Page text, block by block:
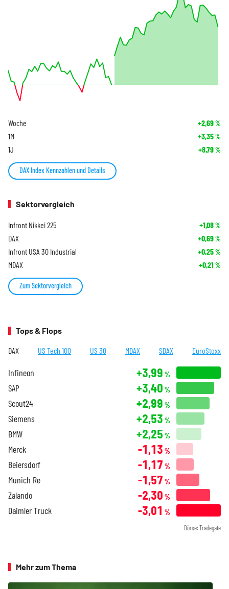
Woche +2,69%
1M +3,35%
1J +8,79%
DAX Index Kennzahlen und Details
Sektorvergleich
Infront Nikkei 225 +1,08%
DAX +0,69%
Infront USA 30 Industrial +0,25%
MDAX +0,21 %
Zum Sektorvergleich
Tops & Flops
DAX US Tech 100 US 30 MDAX SDAX EuroStoxx
Infineon +3,99 %
SAP +3,40 %
Scout24 +2,99 %
Siemens +2,53 %
BMW +2,25 %
Merck -1,13 %
Beiersdorf -1,17 %
Munich Re -1,57 %
Zalando -2,30 %
Daimler Truck -3,01 %
Börse: Tradegate
Mehr zum Thema